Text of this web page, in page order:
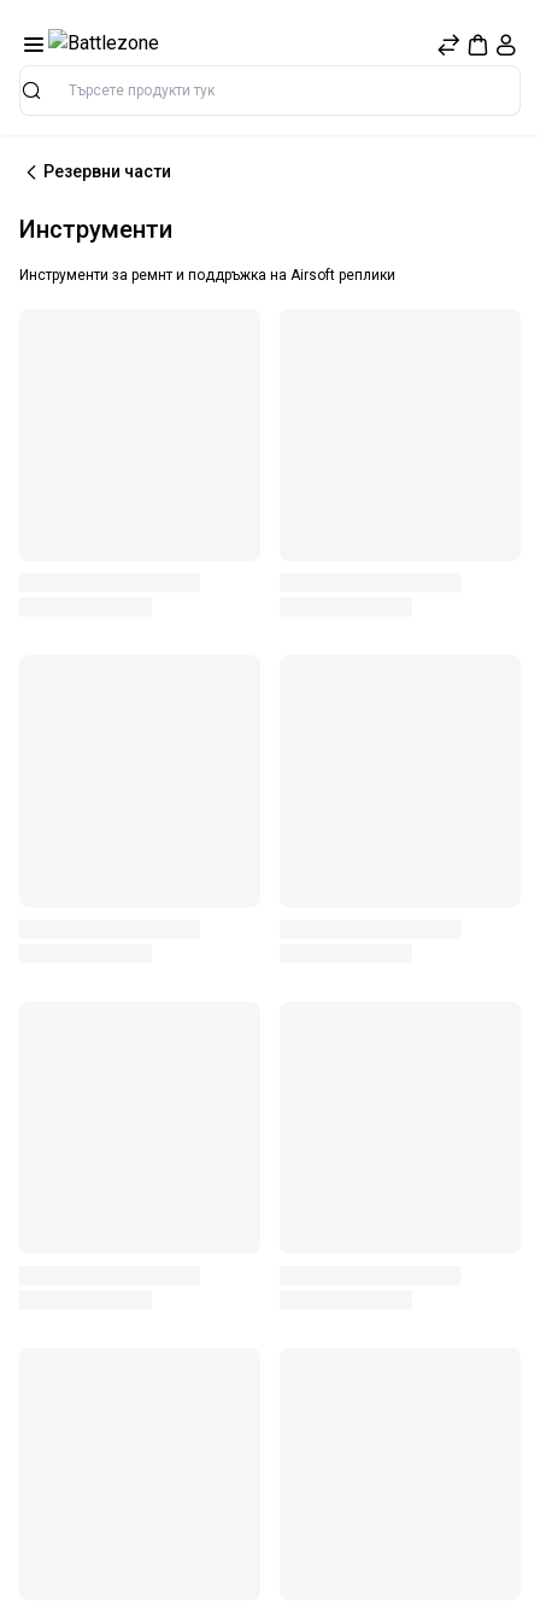
Търсене
Резервни части
Инструменти
Инструменти за ремнт и поддръжка на Airsoft реплики